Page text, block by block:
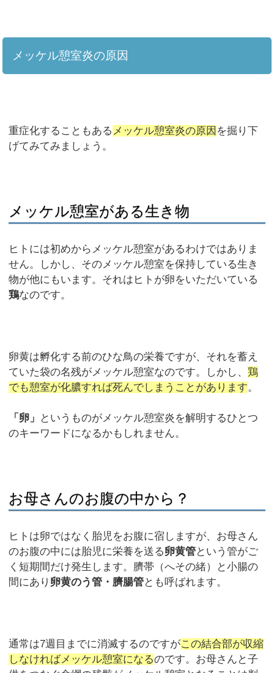
メッケル憩室炎の原因
重症化することもある メッケル憩室炎の原因 を掘り下
げてみてみましょう。
メッケル憩室がある生き物
ヒトには初めからメッケル憩室があるわけではありま
せん。しかし、そのメッケル憩室を保持している生き
物が他にもいます。それはヒトが卵をいただいている
鶏なのです。
卵黄は孵化する前のひな鳥の栄養ですが、それを蓄え
ていた袋の名残がメッケル憩室なのです。しかし、鶏
でも憩室が化膿すれば死んでしまうことがあります。
「卵」
というものがメッケル憩室炎を解明するひとつ
のキーワードになるかもしれません。
お母さんのお腹の中から？
ヒトは卵ではなく胎児をお腹に宿しますが、お母さん
のお腹の中には胎児に栄養を送る卵黄管という管がご
く短期間だけ発生します。臍帯（へその緒）と小腸の
間にあり 卵黄のう管・臍腸管とも呼ばれます。
通常は7週目までに消滅するのですがこの結合部が収縮
しなければメッケル憩室になるのです。お母さんと子